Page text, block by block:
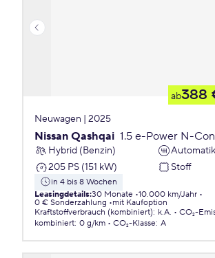
ab388
Neuwagen | 2025
Nissan Qashqai 1.5 e-Power N-
Hybrid (Benzin)
Automatik
205 PS (151 kW)
Stoff
in 4 bis 8 Wochen
Leasingdetails:30 Monate 10.000 km/Jahr
0 € Sonderzahlung
mit Kaufoption
Kraftstoffverbrauch (kombiniert): k.A.
CO₂-
kombiniert: 0 g/km CO₂-Klasse: A